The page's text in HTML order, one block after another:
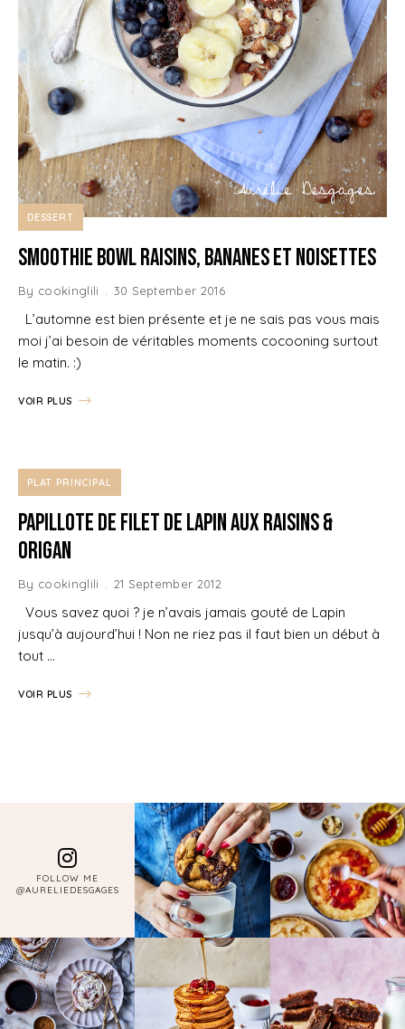
DESSERT
Smoothie Bowl Raisins, Bananes et Noisettes
By cookinglili 30 September 2016
L’automne est bien présente et je ne sais pas vous mais
moi j’ai besoin de véritables moments cocooning surtout
le matin. :)
VOIR PLUS
PLAT PRINCIPAL
Papillote de Filet de Lapin aux Raisins &
Origan
By cookinglili 21 September 2012
Vous savez quoi ? je n’avais jamais gouté de Lapin
jusqu’à aujourd’hui ! Non ne riez pas il faut bien un début à
tout …
VOIR PLUS
FOLLOW ME
@AURELIEDESGAGES